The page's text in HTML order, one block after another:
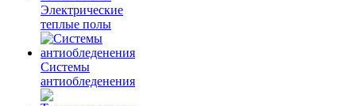
Электрические
теплые полы
Системы
антиобледенения